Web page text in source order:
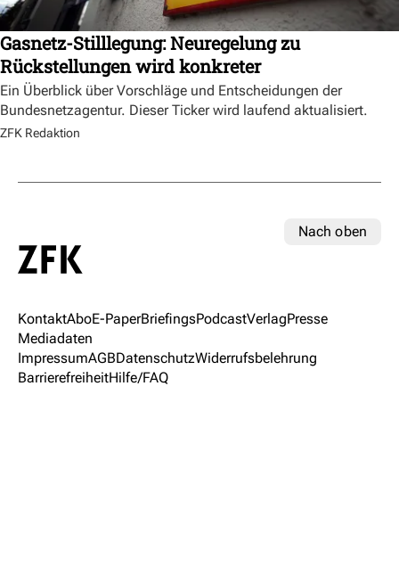
Gasnetz-Stilllegung: Neuregelung zu
Rückstellungen wird konkreter
Ein Überblick über Vorschläge und Entscheidungen der
Bundesnetzagentur. Dieser Ticker wird laufend aktualisiert.
ZFK Redaktion
Nach oben
KontaktAboE-PaperBriefingsPodcastVerlagPresse
Mediadaten
ImpressumAGBDatenschutzWiderrufsbelehrung
BarrierefreiheitHilfe/FAQ